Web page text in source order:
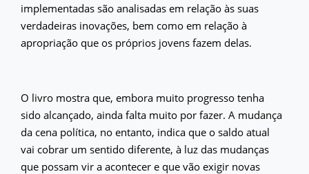
implementadas são analisadas ​​em relação às suas
verdadeiras inovações, bem como em relação à
apropriação que os próprios jovens fazem delas.
O livro mostra que, embora muito progresso tenha
sido alcançado, ainda falta muito por fazer. A mudança
da cena política, no entanto, indica que o saldo atual
vai cobrar um sentido diferente, à luz das mudanças
que possam vir a acontecer e que vão exigir novas